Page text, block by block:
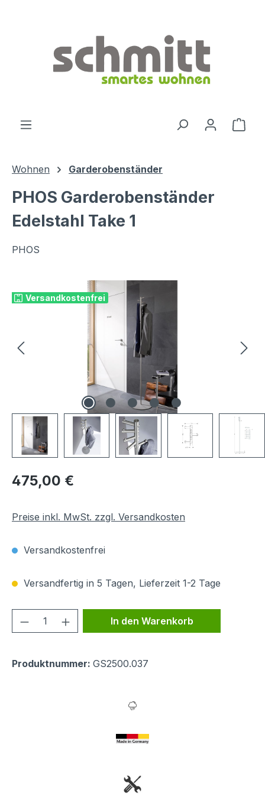
Wohnen Garderobenständer
PHOS Garderobenständer
Edelstahl Take 1
PHOS
Versandkostenfrei
Regulärer Preis:
475,00 €
Preise inkl. MwSt. zzgl. Versandkosten
Versandkostenfrei
Versandfertig in 5 Tagen, Lieferzeit 1-2 Tage
Produkt Anzahl: Gib den
In den Warenkorb
Produktnummer: GS2500.037